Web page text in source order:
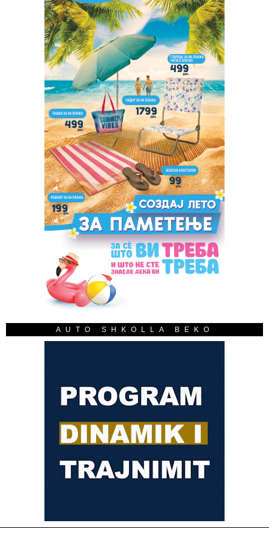
AUTO SHKOLLA BEKO